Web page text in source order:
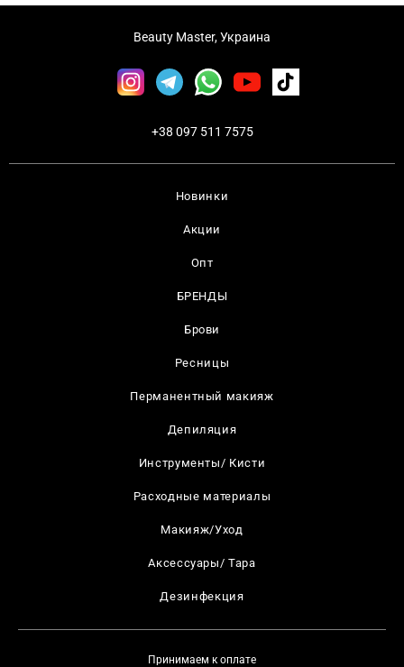
Новинки
Акции
Опт
БРЕНДЫ
Брови
Ресницы
Перманентный макияж
Депиляция
Инструменты/ Кисти
Расходные материалы
Макияж/Уход
Аксессуары/ Тара
Дезинфекция
Beauty Master, Украина
+38 097 511 7575
Принимаем к оплате